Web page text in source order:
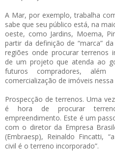
A Mar, por exemplo, trabalha
sabe que seu público está, na
oeste, como Jardins, Moema,
partir da definição de “marca”
regiões onde procurar terrenos
de um projeto que atenda ao
futuros compradores,
comercialização de imóveis
Prospecção de terrenos. Uma
é hora de procurar
empreendimento. Este é um
com o diretor da Empresa
(Embraesp), Reinaldo Fincatti,
civil é o terreno incorporado”.